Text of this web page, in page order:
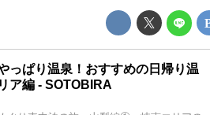
っぱり温泉！おすすめの日帰り温
ア編 - SOTOBIRA